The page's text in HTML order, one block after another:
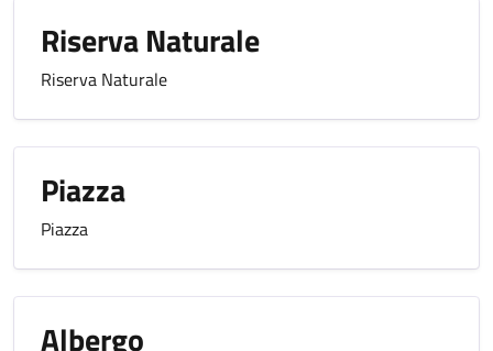
Riserva Naturale
Riserva Naturale
Piazza
Piazza
Albergo